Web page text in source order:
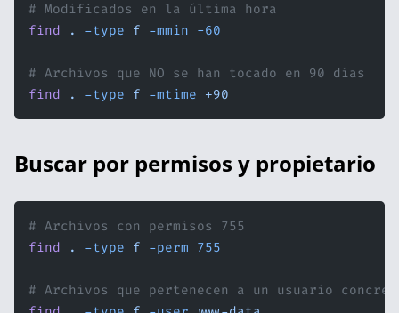
# Modificados en la última hora
find . -type f -mmin -60
# Archivos que NO se han tocado en 90 días
find . -type f -mtime +90
Buscar por permisos y propietario
# Archivos con permisos 755
find . -type f -perm 755
# Archivos que pertenecen a un usuario